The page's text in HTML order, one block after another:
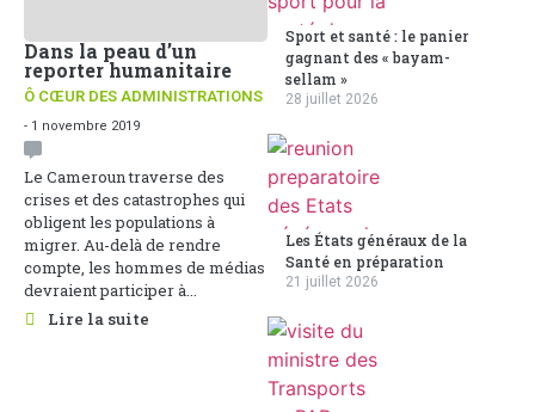
Dans la peau d’un
reporter humanitaire
Ô CŒUR DES ADMINISTRATIONS
- 1 novembre 2019
Le Cameroun traverse des
crises et des catastrophes qui
obligent les populations à
migrer. Au-delà de rendre
compte, les hommes de médias
devraient participer à...
Lire la suite
Sport et santé : le panier
gagnant des « bayam-
sellam »
28 juillet 2026
Les États généraux de la
Santé en préparation
21 juillet 2026